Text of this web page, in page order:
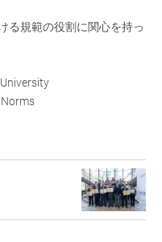
る規範の役割に関心を持っ